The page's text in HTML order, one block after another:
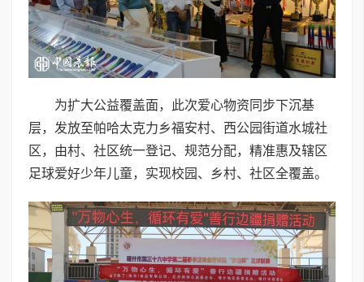
为扩大公益覆盖面，此次爱心物资同步下沉基
层，发放至帕哈太克力乡福安村、西公园街道水城社
区，由村、社区统一登记、规范分配，精准惠及辖区
足球爱好少年儿童，实现校园、乡村、社区全覆盖。